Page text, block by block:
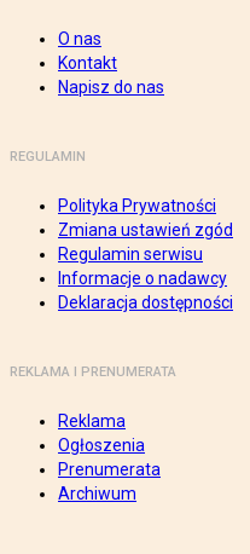
O nas
Kontakt
Napisz do nas
REGULAMIN
Polityka Prywatności
Zmiana ustawień zgód
Regulamin serwisu
Informacje o nadawcy
Deklaracja dostępności
REKLAMA I PRENUMERATA
Reklama
Ogłoszenia
Prenumerata
Archiwum